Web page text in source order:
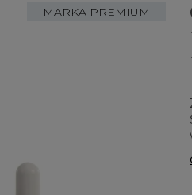
MARKA PREMIUM